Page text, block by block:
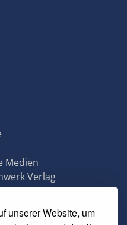
unserer Website, um
Medien
Verlag